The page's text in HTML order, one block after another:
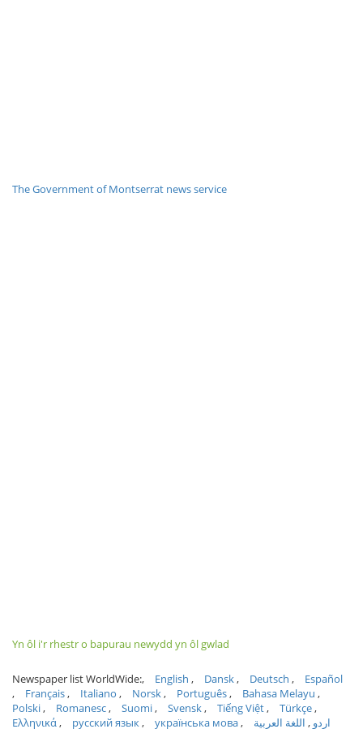
The Government of Montserrat news service
Yn ôl i'r rhestr o bapurau newydd yn ôl gwlad
Newspaper list WorldWide: English Dansk Deutsch
Español
Français
Italiano Norsk Português
Bahasa Melayu
Polski
Romanesc Suomi Svensk Tiếng Việt
Türkçe
Ελληνικά
русский язык українська мова اردو اللغة العربية